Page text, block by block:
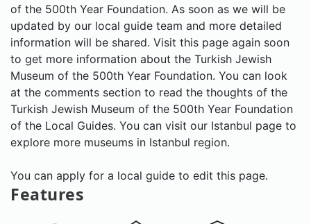
of the 500th Year Foundation. As soon as we will be
updated by our local guide team and more detailed
information will be shared. Visit this page again soon
to get more information about the Turkish Jewish
Museum of the 500th Year Foundation. You can look
at the comments section to read the thoughts of the
Turkish Jewish Museum of the 500th Year Foundation
of the Local Guides. You can visit our Istanbul page to
explore more museums in Istanbul region.
You can apply for a local guide to edit this page.
Features